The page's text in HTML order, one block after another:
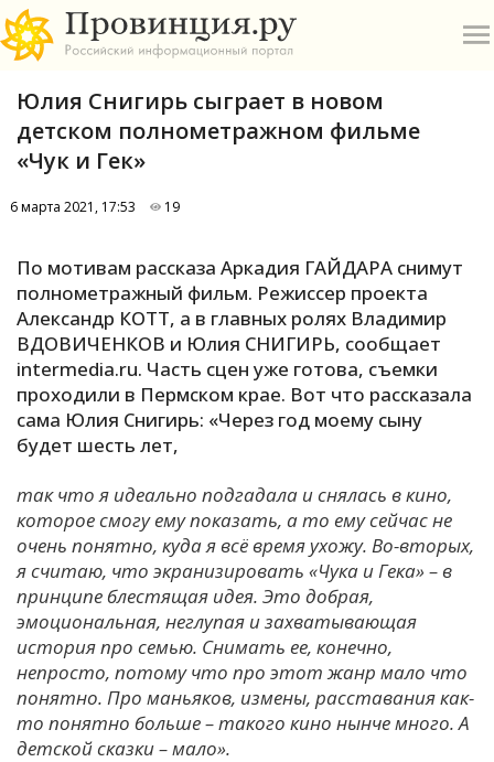
А
Б
В
Е
И
К
П
С
Т
Юлия Снигирь сыграет в новом
детском полнометражном фильме
«Чук и Гек»
6 марта 2021, 17:53 19
По мотивам рассказа Аркадия ГАЙДАРА снимут
полнометражный фильм. Режиссер проекта
Александр КОТТ, а в главных ролях Владимир
ВДОВИЧЕНКОВ и Юлия СНИГИРЬ, сообщает
intermedia.ru. Часть сцен уже готова, съемки
проходили в Пермском крае. Вот что рассказала
сама Юлия Снигирь: «Через год моему сыну
будет шесть лет,
так что я идеально подгадала и снялась в кино,
которое смогу ему показать, а то ему сейчас не
очень понятно, куда я всё время ухожу. Во-вторых,
я считаю, что экранизировать «Чука и Гека» – в
принципе блестящая идея. Это добрая,
эмоциональная, неглупая и захватывающая
история про семью. Снимать ее, конечно,
непросто, потому что про этот жанр мало что
понятно. Про маньяков, измены, расставания как-
то понятно больше – такого кино нынче много. А
детской сказки – мало».